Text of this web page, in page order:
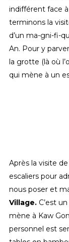
indifférent face
terminons la
d’un ma-gni-fi-
An. Pour y
la grotte (là où
qui mène à un
Après la visite
escaliers pour
nous poser et
Village. C’est
mène à Kaw
personnel est